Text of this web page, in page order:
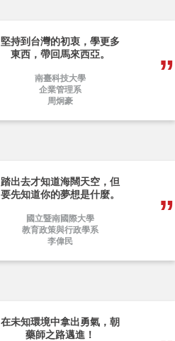
堅持到台灣的初衷，學更多
東西，帶回馬來西亞。
南臺科技大學
企業管理系
周炯豪
踏出去才知道海闊天空，但
要先知道你的夢想是什麼。
國立暨南國際大學
教育政策與行政學系
李偉民
在未知環境中拿出勇氣，朝
藥師之路邁進！